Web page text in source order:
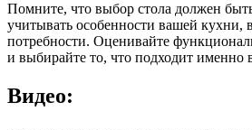
Помните, что выбор стола должен
учитывать особенности вашей
потребности. Оценивайте
и выбирайте то, что подходит именно
Видео: